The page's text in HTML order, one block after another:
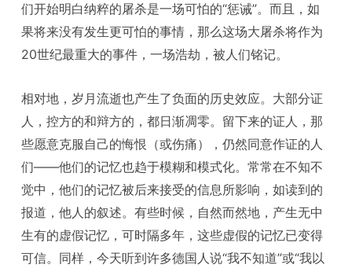
们开始明白纳粹的屠杀是一场可怕的“惩诫”。而且，如
果将来没有发生更可怕的事情，那么这场大屠杀将作为
20世纪最重大的事件，一场浩劫，被人们铭记。
相对地，岁月流逝也产生了负面的历史效应。大部分证
人，控方的和辩方的，都日渐凋零。留下来的证人，那
些愿意克服自己的悔恨（或伤痛），仍然同意作证的人
们——他们的记忆也趋于模糊和模式化。常常在不知不
觉中，他们的记忆被后来接受的信息所影响，如读到的
报道，他人的叙述。有些时候，自然而然地，产生无中
生有的虚假记忆，可时隔多年，这些虚假的记忆已变得
可信。同样，今天听到许多德国人说“我不知道”或“我以